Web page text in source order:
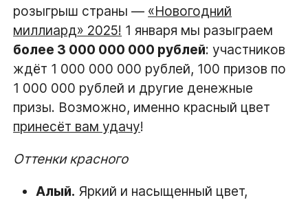
розыгрыш страны — «Новогодний
миллиард» 2025! 1 января мы разыграем
более 3 000 000 000 рублей: участников
ждёт 1 000 000 000 рублей, 100 призов по
1 000 000 рублей и другие денежные
призы. Возможно, именно красный цвет
принесёт вам удачу!
Оттенки красного
Алый. Яркий и насыщенный цвет,